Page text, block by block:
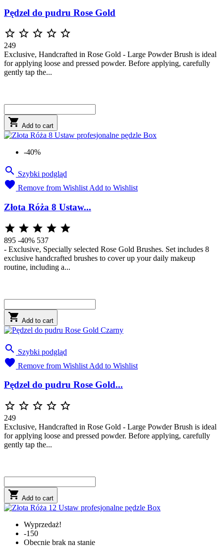
Pędzel do pudru Rose Gold
    
249
Exclusive, Handcrafted in Rose Gold - Large Powder Brush is ideal
for applying loose and pressed powder. Before applying, carefully
gently tap the...
 Add to cart
-40%
 Szybki podgląd
 Remove from Wishlist Add to Wishlist
Złota Róża 8 Ustaw...
    
895 -40% 537
- Exclusive, Specially selected Rose Gold Brushes. Set includes 8
exclusive handcrafted brushes to cover up your daily makeup
routine, including a...
 Add to cart
 Szybki podgląd
 Remove from Wishlist Add to Wishlist
Pędzel do pudru Rose Gold...
    
249
Exclusive, Handcrafted in Rose Gold - Large Powder Brush is ideal
for applying loose and pressed powder. Before applying, carefully
gently tap the...
 Add to cart
Wyprzedaż!
-150
Obecnie brak na stanie